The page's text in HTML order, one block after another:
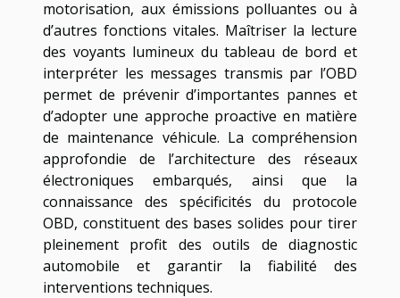
motorisation, aux émissions polluantes ou à
d’autres fonctions vitales. Maîtriser la lecture
des voyants lumineux du tableau de bord et
interpréter les messages transmis par l’OBD
permet de prévenir d’importantes pannes et
d’adopter une approche proactive en matière
de maintenance véhicule. La compréhension
approfondie de l’architecture des réseaux
électroniques embarqués, ainsi que la
connaissance des spécificités du protocole
OBD, constituent des bases solides pour tirer
pleinement profit des outils de diagnostic
automobile et garantir la fiabilité des
interventions techniques.